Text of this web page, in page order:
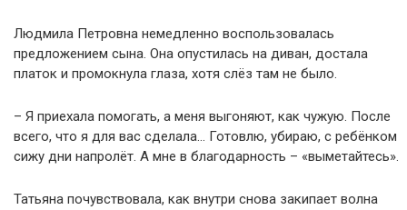
Людмила Петровна немедленно воспользовалась
предложением сына. Она опустилась на диван, достала
платок и промокнула глаза, хотя слёз там не было.
– Я приехала помогать, а меня выгоняют, как чужую. После
всего, что я для вас сделала… Готовлю, убираю, с ребёнком
сижу дни напролёт. А мне в благодарность – «выметайтесь».
Татьяна почувствовала, как внутри снова закипает волна